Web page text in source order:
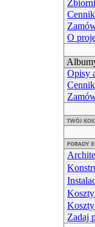
O
Opisy
Koszty
Zadaj